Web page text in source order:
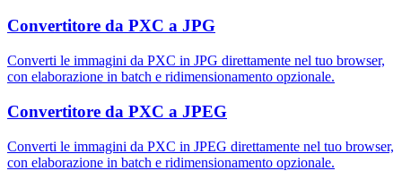
Convertitore da PXC a JPG
Converti le immagini da PXC in JPG direttamente nel tuo browser,
con elaborazione in batch e ridimensionamento opzionale.
Convertitore da PXC a JPEG
Converti le immagini da PXC in JPEG direttamente nel tuo browser,
con elaborazione in batch e ridimensionamento opzionale.